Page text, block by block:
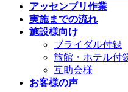
アッセンブリ作業
実施までの流れ
施設様向け
ブライダル付録
旅館・ホテル付
互助会様
お客様の声